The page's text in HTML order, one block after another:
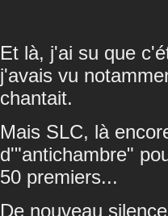
Et là, j'ai su que
j'avais vu
chantait.
Mais SLC, là
d'"antichambre"
50 premiers...
De nouveau